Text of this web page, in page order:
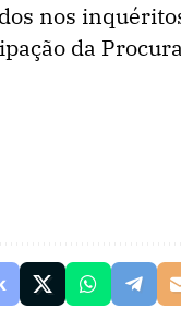
nos
da